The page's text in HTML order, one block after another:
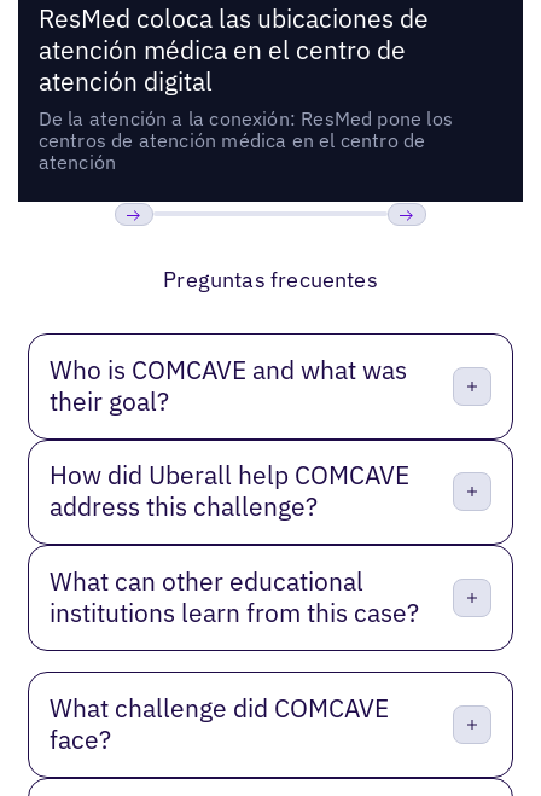
ResMed coloca las ubicaciones de
atención médica en el centro de
atención digital
De la atención a la conexión: ResMed pone los
centros de atención médica en el centro de
atención
Preguntas frecuentes
Who is COMCAVE and what was
their goal?
How did Uberall help COMCAVE
address this challenge?
What can other educational
institutions learn from this case?
What challenge did COMCAVE
face?